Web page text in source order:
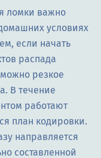
ломки важно
условиях
если начать
распада
резкое
В течение
работают
план кодировки.
направляется
составленной